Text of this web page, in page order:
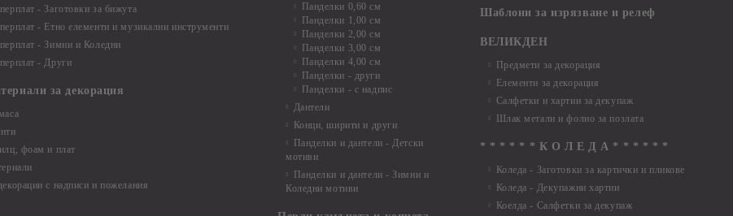
- Заготовки за бижута
- Етно елементи и музикални инструменти
- Зимни и Коледни
- Други
за декорация
фоам и плат
с надписи и пожелания
Панделки 0,60 см
Панделки 1,00 см
Панделки 2,00 см
Панделки 3,00 см
Панделки 4,00 см
Панделки - други
Панделки - с надпис
Дантели
Конци, ширити и други
Панделки и дантели - Детски
мотиви
Панделки и дантели - Зимни и
Коледни мотиви
Шаблони за изрязване и релеф
ВЕЛИКДЕН
Предмети за декорация
Елементи за декорация
Салфетки и хартии за декупаж
Шлак метали и фолио за позлата
* * * * * * К О Л Е Д А * * * * * *
Коледа - Заготовки за картички и пликове
Коледа - Декупажни хартии
Коелда - Салфетки за декупаж